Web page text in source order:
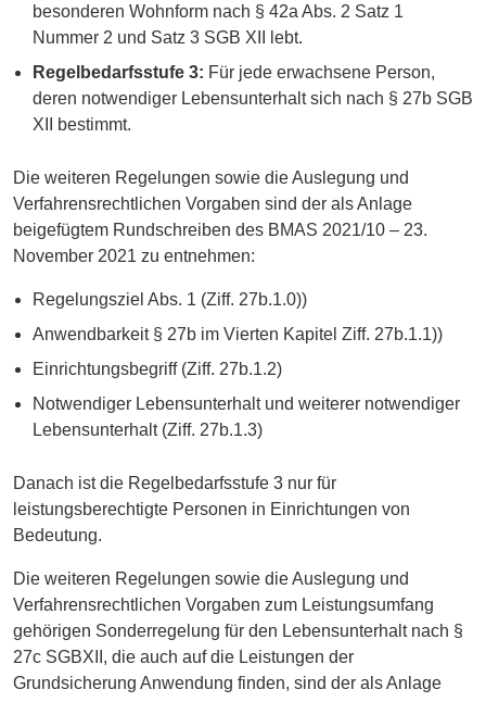
besonderen Wohnform nach § 42a Abs. 2 Satz 1
Nummer 2 und Satz 3 SGB XII lebt.
Regelbedarfsstufe 3: Für jede erwachsene Person,
deren notwendiger Lebensunterhalt sich nach § 27b SGB
XII bestimmt.
Die weiteren Regelungen sowie die Auslegung und
Verfahrensrechtlichen Vorgaben sind der als Anlage
beigefügtem Rundschreiben des BMAS 2021/10 – 23.
November 2021 zu entnehmen:
Regelungsziel Abs. 1 (Ziff. 27b.1.0))
Anwendbarkeit § 27b im Vierten Kapitel Ziff. 27b.1.1))
Einrichtungsbegriff (Ziff. 27b.1.2)
Notwendiger Lebensunterhalt und weiterer notwendiger
Lebensunterhalt (Ziff. 27b.1.3)
Danach ist die Regelbedarfsstufe 3 nur für
leistungsberechtigte Personen in Einrichtungen von
Bedeutung.
Die weiteren Regelungen sowie die Auslegung und
Verfahrensrechtlichen Vorgaben zum Leistungsumfang
gehörigen Sonderregelung für den Lebensunterhalt nach §
27c SGBXII, die auch auf die Leistungen der
Grundsicherung Anwendung finden, sind der als Anlage